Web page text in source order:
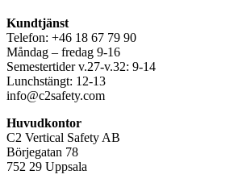
Kundtjänst
Telefon: +46 18 67 79 90
Måndag – fredag 9-16
Semestertider v.27-v.32: 9-14
Lunchstängt: 12-13
info@c2safety.com
Huvudkontor
C2 Vertical Safety AB
Börjegatan 78
752 29 Uppsala